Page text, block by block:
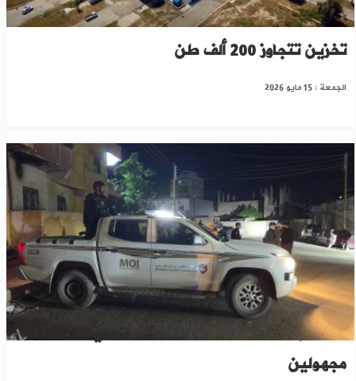
الرقة تستعد لاستقبال محصول القمح بطاقة
تخزين تتجاوز 200 ألف طن
الجمعة : 15 مايو 2026
الرقة: إصابة عنصرين من الأمن الداخلي برصاص
مجهولين